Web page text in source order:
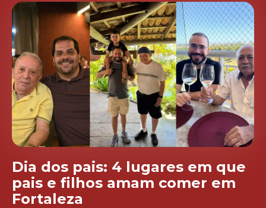
Dia dos pais: 4 lugares em que
pais e filhos amam comer em
Fortaleza